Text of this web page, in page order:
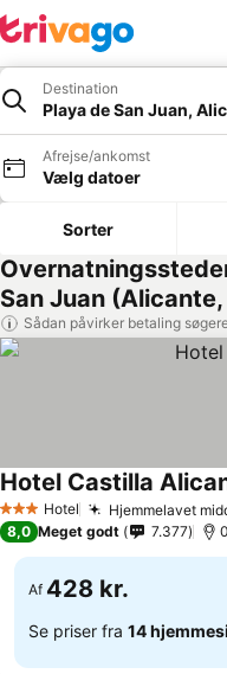
Destination
Playa de San Juan,
Afrejse/ankomst
Vælg datoer
Sorter
San Juan
Sådan påvirker betaling
3 StjernerHotel Hjemmelavet
Hotel Castilla
8,0 Meget godt 7.377
Af 428 kr.
Se priser fra 14